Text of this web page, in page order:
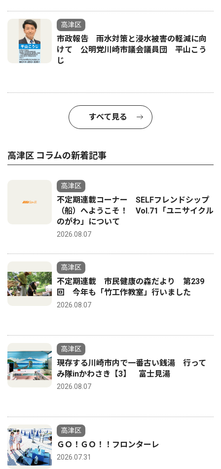
高津区
市政報告 雨水対策と浸水被害の軽減に向
けて 公明党川崎市議会議員団 平山こう
じ
すべて見る
高津区 コラムの新着記事
高津区
不定期連載コーナー SELFフレンドシップ
（船）へようこそ！ Vol.71「ユニサイクル
のがわ」について
2026.08.07
高津区
不定期連載 市民健康の森だより 第239
回 今年も「竹工作教室」行いました
2026.08.07
高津区
現存する川崎市内で一番古い銭湯 行って
み隊inかわさき【3】 富士見湯
2026.08.07
高津区
ＧＯ！ＧＯ！！フロンターレ
2026.07.31